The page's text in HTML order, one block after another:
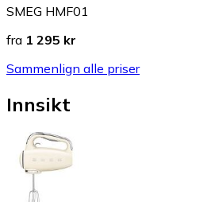
SMEG HMF01
fra 1 295 kr
Sammenlign alle priser
Innsikt